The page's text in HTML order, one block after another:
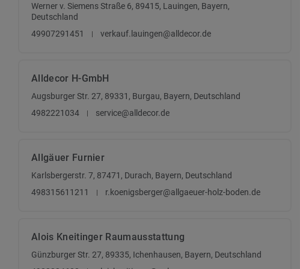
Werner v. Siemens Straße 6, 89415, Lauingen, Bayern,
Deutschland
49907291451
verkauf.lauingen@alldecor.de
Alldecor H-GmbH
Augsburger Str. 27, 89331, Burgau, Bayern, Deutschland
4982221034
service@alldecor.de
Allgäuer Furnier
Karlsbergerstr. 7, 87471, Durach, Bayern, Deutschland
498315611211
r.koenigsberger@allgaeuer-holz-boden.de
Alois Kneitinger Raumausstattung
Günzburger Str. 27, 89335, Ichenhausen, Bayern, Deutschland